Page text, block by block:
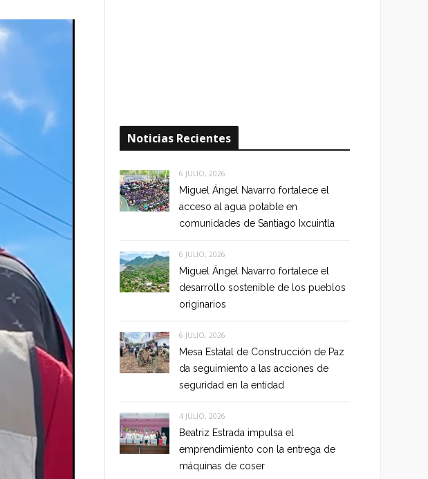
Noticias Recientes
6 JULIO, 2026
Miguel Ángel Navarro fortalece el
acceso al agua potable en
comunidades de Santiago Ixcuintla
6 JULIO, 2026
Miguel Ángel Navarro fortalece el
desarrollo sostenible de los pueblos
originarios
6 JULIO, 2026
Mesa Estatal de Construcción de Paz
da seguimiento a las acciones de
seguridad en la entidad
4 JULIO, 2026
Beatriz Estrada impulsa el
emprendimiento con la entrega de
máquinas de coser